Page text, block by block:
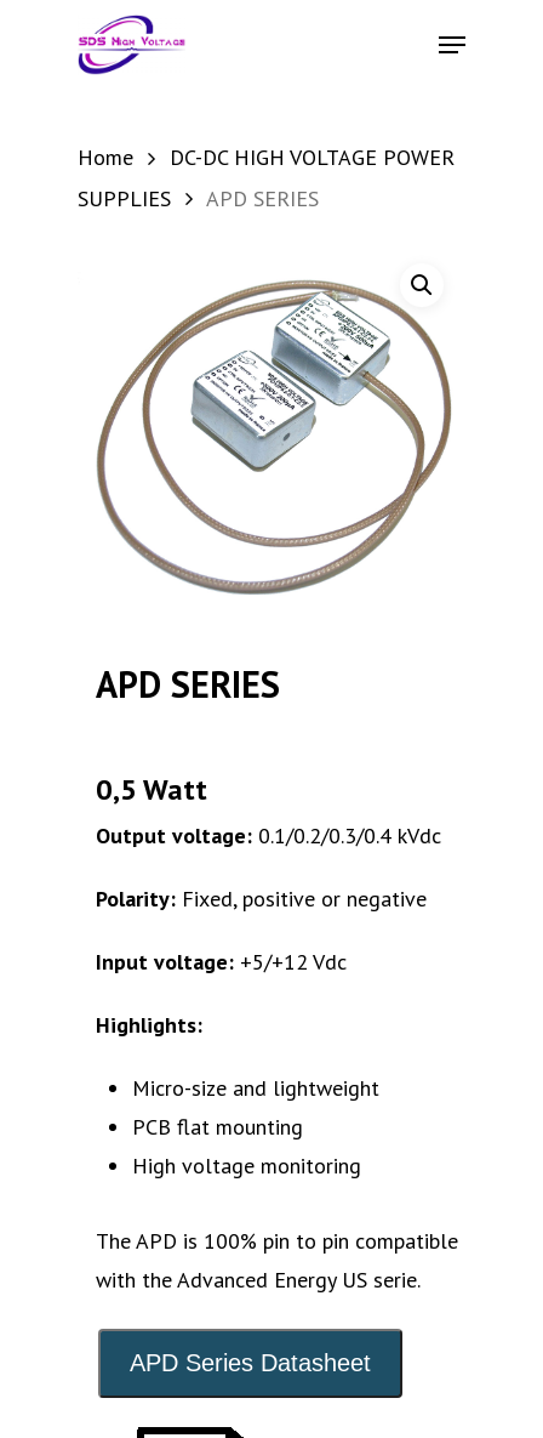
Menu
Home
DC-DC HIGH VOLTAGE POWER
SUPPLIES
APD SERIES
APD SERIES
0,5 Watt
Output voltage: 0.1/0.2/0.3/0.4 kVdc
Polarity: Fixed, positive or negative
Input voltage: +5/+12 Vdc
Highlights:
Micro-size and lightweight
PCB flat mounting
High voltage monitoring
The APD is 100% pin to pin compatible
with the Advanced Energy US serie.
APD Series Datasheet